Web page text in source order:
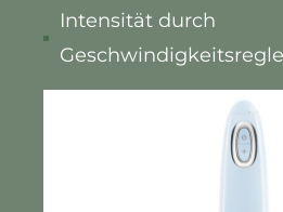
Intensität durch